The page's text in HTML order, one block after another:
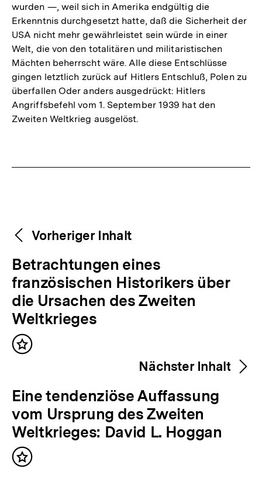
wurden —, weil sich in Amerika endgültig die
Erkenntnis durchgesetzt hatte, daß die Sicherheit der
USA nicht mehr gewährleistet sein würde in einer
Welt, die von den totalitären und militaristischen
Mächten beherrscht wäre. Alle diese Entschlüsse
gingen letztlich zurück auf Hitlers Entschluß, Polen zu
überfallen Oder anders ausgedrückt: Hitlers
Angriffsbefehl vom 1. September 1939 hat den
Zweiten Weltkrieg ausgelöst.
Weitere
Inhalte
Content-
Navigation
Vorheriger Inhalt
V
o
r
h
e
r
g
e
r
I
n
Betrachtungen eines
französischen Historikers über
die Ursachen des Zweiten
Weltkrieges
Inhalt
Nächster Inhalt
N
ä
c
h
s
Eine tendenziöse Auffassung
vom Ursprung des Zweiten
Weltkrieges: David L. Hoggan
Inhalt